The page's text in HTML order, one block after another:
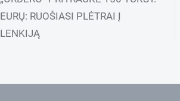
EURŲ: RUOŠIASI PLĖTRAI Į
LENKIJĄ